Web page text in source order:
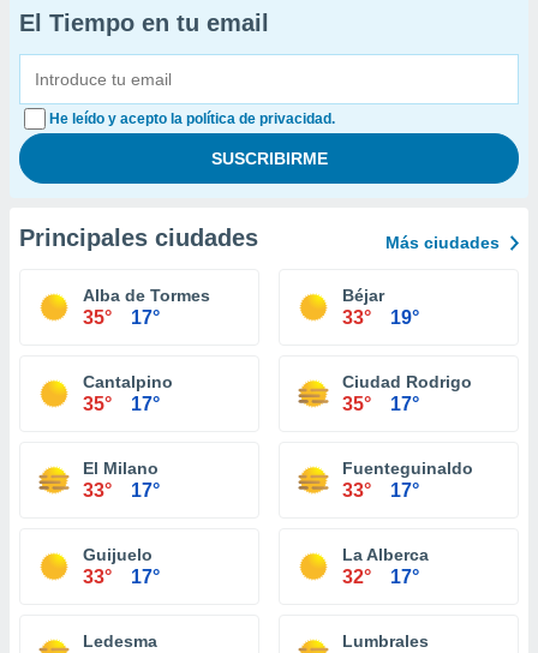
El Tiempo en tu email
He leído y acepto la política de privacidad.
Principales ciudades Más ciudades
Alba de Tormes
35° 17°
Béjar
33° 19°
Cantalpino
35° 17°
Ciudad Rodrigo
35° 17°
El Milano
33° 17°
Fuenteguinaldo
33° 17°
Guijuelo
33° 17°
La Alberca
32° 17°
Ledesma Lumbrales